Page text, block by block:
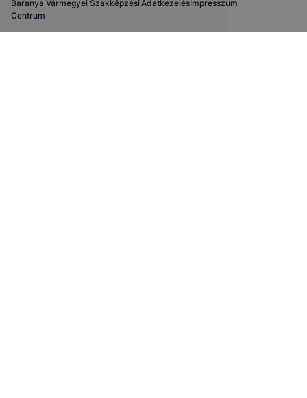
Baranya Vármegyei Szakképzési
Centrum
AdatkezelésImpresszum